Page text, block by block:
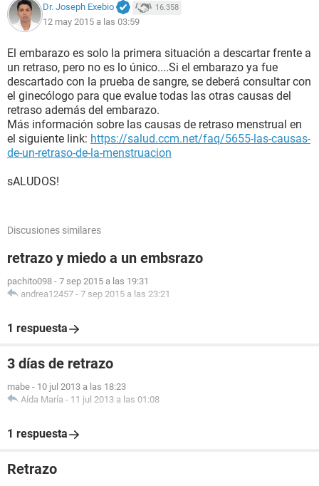
Dr. Joseph Exebio 16.358
12 may 2015 a las 03:59
El embarazo es solo la primera situación a descartar frente a
un retraso, pero no es lo único....Si el embarazo ya fue
descartado con la prueba de sangre, se deberá consultar con
el ginecólogo para que evalue todas las otras causas del
retraso además del embarazo.
Más información sobre las causas de retraso menstrual en
el siguiente link: https://salud.ccm.net/faq/5655-las-causas-
de-un-retraso-de-la-menstruacion
sALUDOS!
Discusiones similares
retrazo y miedo a un embsrazo
pachito098 - 7 sep 2015 a las 19:31
andrea12457 - 7 sep 2015 a las 23:21
1 respuesta
3 días de retrazo
mabe - 10 jul 2013 a las 18:23
Aída María - 11 jul 2013 a las 01:08
1 respuesta
Retrazo